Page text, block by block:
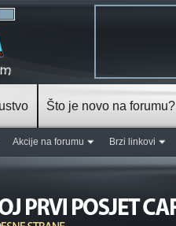
Akcije na forumu Brzi linkovi
Što je novo na forumu?